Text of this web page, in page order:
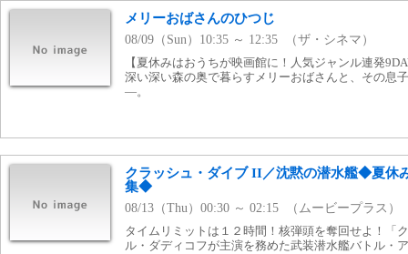
メリーおばさんのひつじ
08/09（Sun）10:35 ～ 12:35 （ザ・シネマ）
【夏休みはおうちが映画館に！人気ジャンル連発
深い深い森の奥で暮らすメリーおばさんと、その息
—。
クラッシュ・ダイブ II／沈黙の潜水艦◆夏休
集◆
08/13（Thu）00:30 ～ 02:15 （ムービープラス）
タイムリミットは１２時間！核弾頭を奪回せよ！「
ル・ダディコフが主演を務めた武装潜水艦バトル・